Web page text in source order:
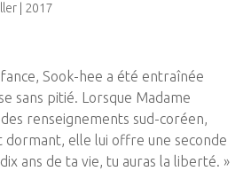
| 2017
Sook-hee a été entraînée
sans pitié. Lorsque Madame
renseignements sud-coréen,
dormant, elle lui offre une seconde
ans de ta vie, tu auras la liberté. »